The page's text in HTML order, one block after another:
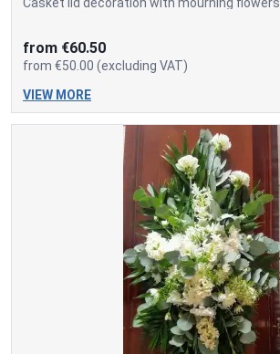
from €60.50
from €50.00 (excluding VAT)
VIEW MORE